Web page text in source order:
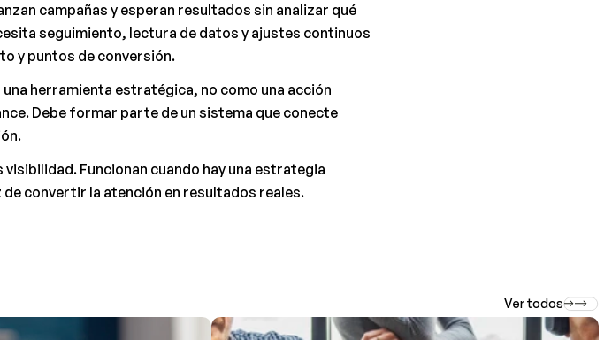
campañas y esperan resultados sin analizar qué
seguimiento, lectura de datos y ajustes continuos
y puntos de conversión.
herramienta estratégica, no como una acción
Debe formar parte de un sistema que conecte
Funcionan cuando hay una estrategia
convertir la atención en resultados reales.
Ver todos